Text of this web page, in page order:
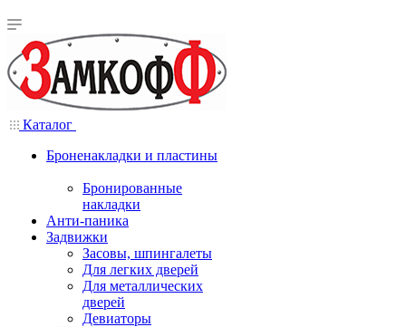
Каталог
Броненакладки и пластины
Бронированные
накладки
Анти-паника
Задвижки
Засовы, шпингалеты
Для легких дверей
Для металлических
дверей
Девиаторы